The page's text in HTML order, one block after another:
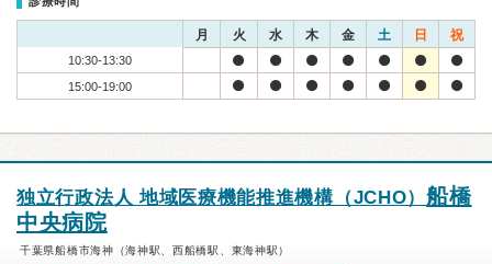
月 火 水 木 金 土 日 祝
10:30-13:30
15:00-19:00
独立行政法人 地域医療機能推進機構（JCHO）船橋
中央病院
千葉県船橋市海神（海神駅、西船橋駅、東海神駅）